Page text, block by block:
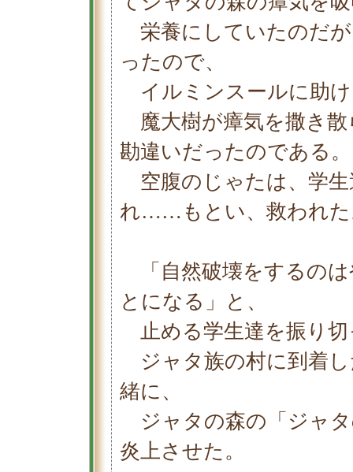
栄養にしていたのだ
ったので、
イルミンスールに助
魔大樹が瘴気を撒き
勘違いだったのである。
空腹のじゃたは、学生
れ……もとい、救われた
「自然破壊をするのは
とになる」と、
止める学生達を振り
ジャタ族の村に到着
緒に、
ジャタの森の「ジャ
炎上させた。